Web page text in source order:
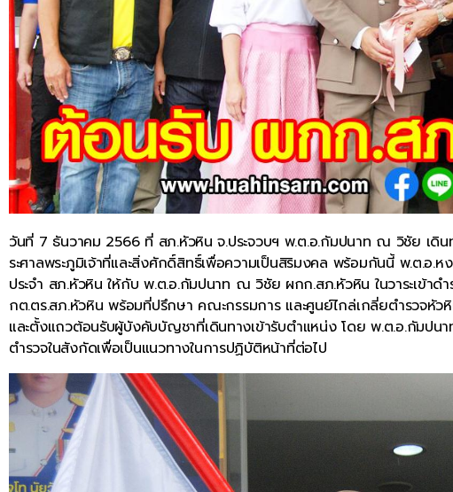
วันที่ 7 ธันวาคม 2566 ที่ สภ.หัวหิน จ.ประจวบฯ พ.ต.อ.กัมปนาท ณ วิชัย เดิ
ระศาลพระภูมิเจ้าที่และสิ่งศักดิ์สิทธิ์เพื่อความเป็นสิริมงคล พร้อมกันนี้ พ.ต.
ประจำ สภ.หัวหิน ให้กับ พ.ต.อ.กัมปนาท ณ วิชัย ผกก.สภ.หัวหิน ในวาระเข้าด
กต.ตร.สภ.หัวหิน พร้อมที่ปรึกษา คณะกรรมการ และศูนย์ไกล่เกลี่ยตำรวจหั
และตั้งแถวต้อนรับผู้บังคับบัญชาที่เดินทางเข้ารับตำแหน่ง โดย พ.ต.อ.กัมปน
ตำรวจในสังกัดเพื่อเป็นแนวทางในการปฏิบัติหน้าที่ต่อไป